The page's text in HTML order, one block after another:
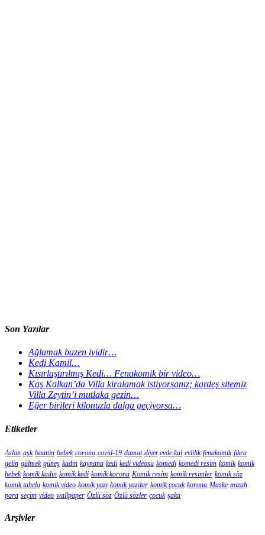
Son Yazılar
Ağlamak bazen iyidir…
Kedi Kamil…
Kısırlaştırılmış Kedi… Fenakomik bir video…
Kaş Kalkan’da Villa kiralamak istiyorsanız; kardeş sitemiz
Villa Zeytin’i mutlaka gezin…
Eğer birileri kilonuzla dalga geçiyorsa…
Etiketler
Aslan aşk baattin bebek corona covid-19 damat diyet evde kal evlilik fenakomik fıkra
gelin gülmek güneş kadın kaynana kedi kedi videosu komedi komedi resim komik komik
bebek komik kadın komik kedi komik korona Komik resim komik resimler komik söz
komik tabela komik video komik yazı komik yazılar komik çocuk korona Maske mizah
para seçim video wallpaper Özlü söz Özlü sözler çocuk şaka
Arşivler